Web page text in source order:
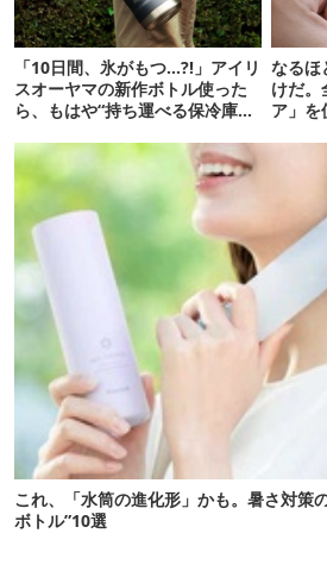
「10日間、氷がもつ…?!」アイリ
スオーヤマの新作ボトル使った
ら、もはや“持ち運べる保冷庫
なるほ
けだ
ア」を
これ、「水筒の進化形」かも。暑さ対策
ボトル”10選